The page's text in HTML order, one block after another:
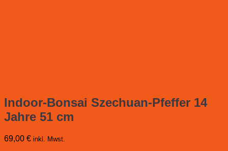
Indoor-Bonsai Szechuan-Pfeffer 14
Jahre 51 cm
69,00 € inkl. Mwst.